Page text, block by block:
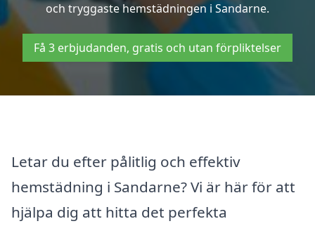
och tryggaste hemstädningen i Sandarne.
Få 3 erbjudanden, gratis och utan förpliktelser
Letar du efter pålitlig och effektiv
hemstädning i Sandarne? Vi är här för att
hjälpa dig att hitta det perfekta